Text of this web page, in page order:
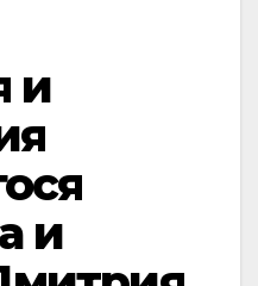
и
и